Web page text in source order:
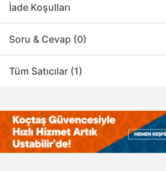
İade Koşulları
Soru & Cevap (0)
Tüm Satıcılar (1)